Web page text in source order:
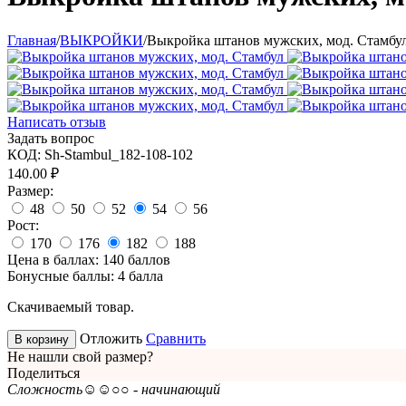
Главная/ВЫКРОЙКИ/Выкройка штанов мужских, мод.
Написать отзыв
Задать вопрос
КОД: Sh-Stambul_182-108-102
140.00 ₽
Размер:
48
50 52 54
56
Рост:
170
176 182
188
Цена в баллах: 140 баллов
Бонусные баллы: 4 балла
Скачиваемый товар.
В корзину Отложить Сравнить
Не нашли свой размер?
Поделиться
Сложность☺☺○○ - начинающий